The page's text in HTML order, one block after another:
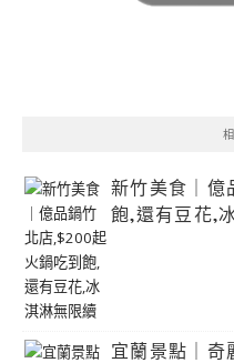
新竹美食｜億
飽,還有豆花,
宜蘭景點｜奇